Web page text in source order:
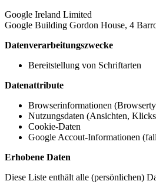
Google Ireland Limited
Google Building Gordon House, 4
Datenverarbeitungszwecke
Bereitstellung von Schriftarten
Datenattribute
Browserinformationen
Nutzungsdaten (Ansichten,
Cookie-Daten
Google Accout-Informationen
Erhobene Daten
Diese Liste enthält alle (persönlichen)